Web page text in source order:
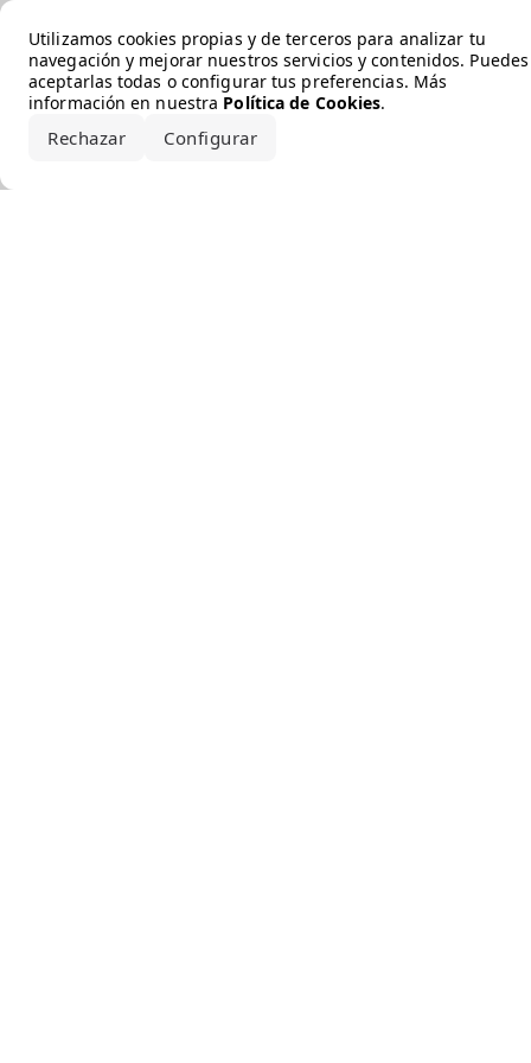
Utilizamos cookies propias y de terceros para analizar tu
navegación y mejorar nuestros servicios y contenidos. Puedes
aceptarlas todas o configurar tus preferencias. Más
información en nuestra Política de Cookies.
Rechazar Configurar
Error loading the brand